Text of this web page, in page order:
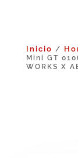
Inicio /
Mini GT
WORKS X